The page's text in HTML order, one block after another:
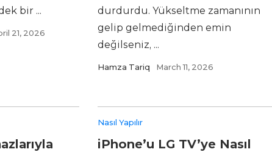
bir ...
21, 2026
durdurdu. Yükseltme zamanının
gelip gelmediğinden emin
değilseniz, ...
Hamza Tariq March 11, 2026
Nasıl Yapılır
iPhone’u LG TV’ye Nasıl